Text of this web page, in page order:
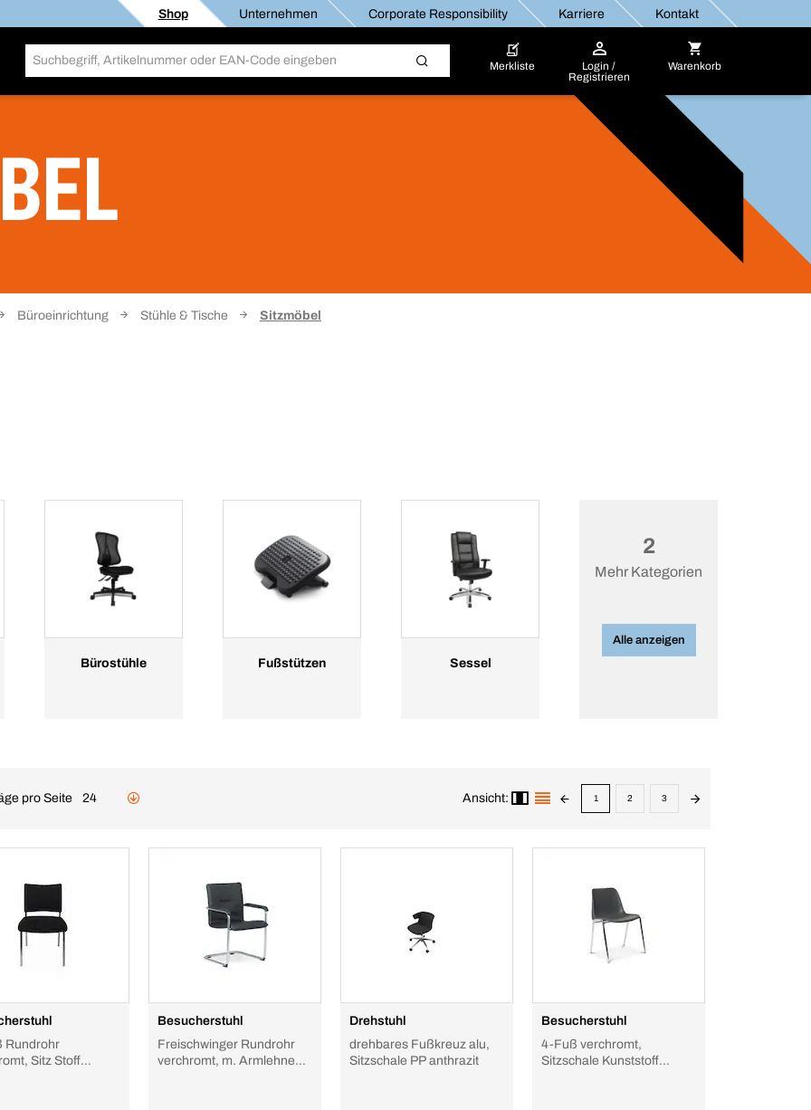
Shop Unternehmen Corporate Responsibility Karriere Kontakt
Merkliste
Login /
Registrieren
Warenkorb
Büroeinrichtung Stühle & Tische Sitzmöbel
Bürostühle Fußstützen Sessel
2
Mehr Kategorien
Alle anzeigen
pro Seite 24 Ansicht: 1 2 3
Rundrohr
Sitz Stoff
Besucherstuhl
Freischwinger Rundrohr
verchromt, m. Armlehnen,
Drehstuhl
drehbares Fußkreuz alu,
Sitzschale PP anthrazit
Besucherstuhl
4-Fuß verchromt,
Sitzschale Kunststoff